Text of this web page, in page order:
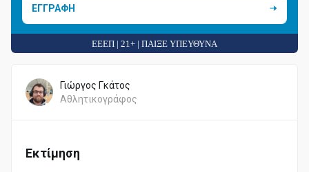
ΕΓΓΡΑΦΗ
ΕΕΕΠ | 21+ | ΠΑΙΞΕ ΥΠΕΥΘΥΝΑ
Γιώργος Γκάτος
Αθλητικογράφος
Εκτίμηση